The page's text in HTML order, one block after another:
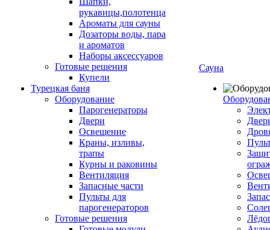
рукавицы,полотенца
Ароматы для сауны
Дозаторы воды, пара
и ароматов
Наборы аксессуаров
Готовые решения
Купели
Турецкая баня
Оборудование
Парогенераторы
Двери
Освещение
Краны, изливы,
трапы
Курны и раковины
Вентиляция
Запасные части
Пульты для
парогенераторов
Готовые решения
Сауна